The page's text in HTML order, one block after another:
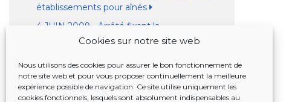
Cookies sur notre site web
Nous utilisons des cookies pour assurer le bon fonctionnement de
notre site web et pour vous proposer continuellement la meilleure
expérience possible de navigation. Ce site utilise uniquement les
cookies fonctionnels, lesquels sont absolument indispensables au
établissements pour aînés
4 JUIN 2009 - Arrêté fixant la
programmation transitoire ainsi que les
l'agrément des établissements pour aînés
Normes d'agrément